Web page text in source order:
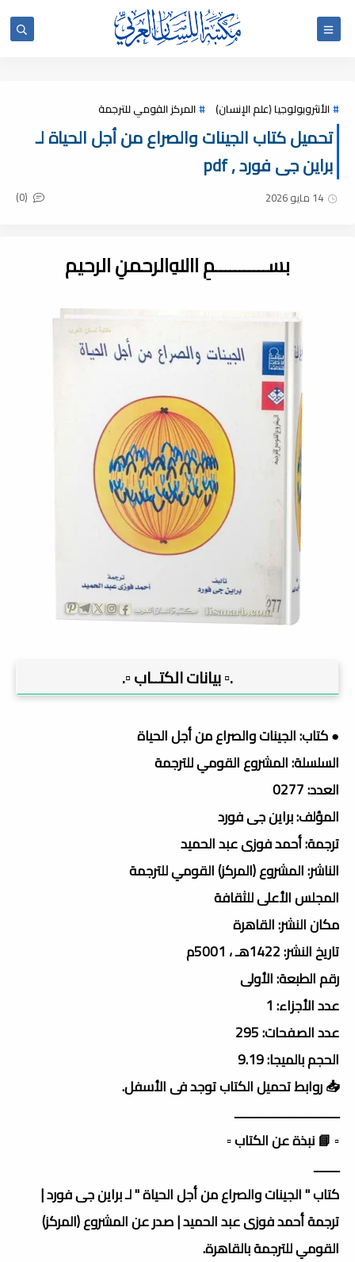
الأنثروبولوجيا (علم الإنسان) المركز القومي للترجمة
تحميل كتاب الجينات والصراع من أجل الحياة لـ
براین جی فورد , pdf
14 مايو 2026 (0)
بســـــــــــمِ اﷲِالرحمنِ الرحيم
.▫️ بيانات الكتــاب ▫️.
● كتاب: الجينات والصراع من أجل الحياة
السلسلة: المشروع القومي للترجمة
العدد: 0277
المؤلف: براین جی فورد
ترجمة: أحمد فوزى عبد الحميد
الناشر: المشروع (المركز) القومي للترجمة
المجلس الأعلى للثقافة
مكان النشر: القاهرة
تاريخ النشر: 1422هـ ، 5001م
رقم الطبعة: الأولى
عدد الأجزاء: 1
عدد الصفحات: 295
الحجم بالميجا: 9.19
📥 روابط تحميل الكتاب توجد فى الأسفل.
ـــــــــــــــــــــــــــــــــ
▫️ 📘 نبذة عن الكتاب ▫️
ــــــــ
كتاب " الجينات والصراع من أجل الحياة " لـ براین جی فورد |
ترجمة أحمد فوزى عبد الحميد | صدر عن المشروع (المركز)
القومي للترجمة بالقاهرة.